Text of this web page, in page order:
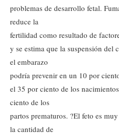
problemas de desarrollo fetal.
reduce la
fertilidad como resultado de
y se estima que la suspensión del
el embarazo
podría prevenir en un 10 por
el 35 por ciento de los
ciento de los
partos prematuros. ?El feto es
la cantidad de